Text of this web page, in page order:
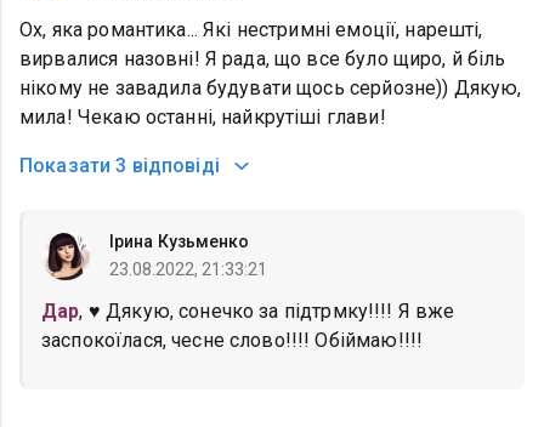
Ох, яка романтика... Які нестримні емоції, нарешті,
вирвалися назовні! Я рада, що все було щиро, й біль
нікому не завадила будувати щось серйозне)) Дякую,
мила! Чекаю останні, найкрутіші глави!
Показати 3 відповіді
Ірина Кузьменко
23.08.2022, 21:33:21
Дар, ♥️ Дякую, сонечко за підтрмку!!!! Я вже
заспокоїлася, чесне слово!!!! Обіймаю!!!!